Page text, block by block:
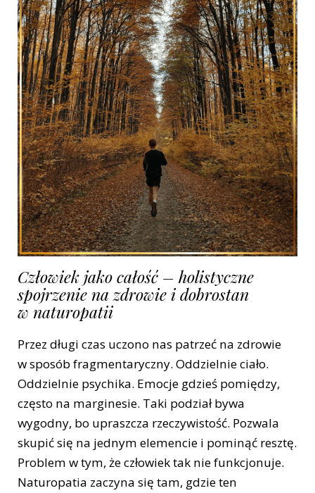
Człowiek jako całość – holistyczne
spojrzenie na zdrowie i dobrostan
w naturopatii
Przez długi czas uczono nas patrzeć na zdrowie
w sposób fragmentaryczny. Oddzielnie ciało.
Oddzielnie psychika. Emocje gdzieś pomiędzy,
często na marginesie. Taki podział bywa
wygodny, bo upraszcza rzeczywistość. Pozwala
skupić się na jednym elemencie i pominąć resztę.
Problem w tym, że człowiek tak nie funkcjonuje.
Naturopatia zaczyna się tam, gdzie ten